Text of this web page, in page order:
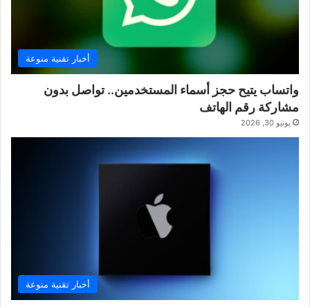
أخبار تقنية منوعة
واتساب يتيح حجز أسماء المستخدمين.. تواصل بدون
مشاركة رقم الهاتف
يونيو 30, 2026
أخبار تقنية منوعة